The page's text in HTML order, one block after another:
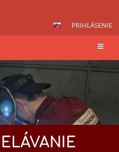
PRIHLÁSENIE